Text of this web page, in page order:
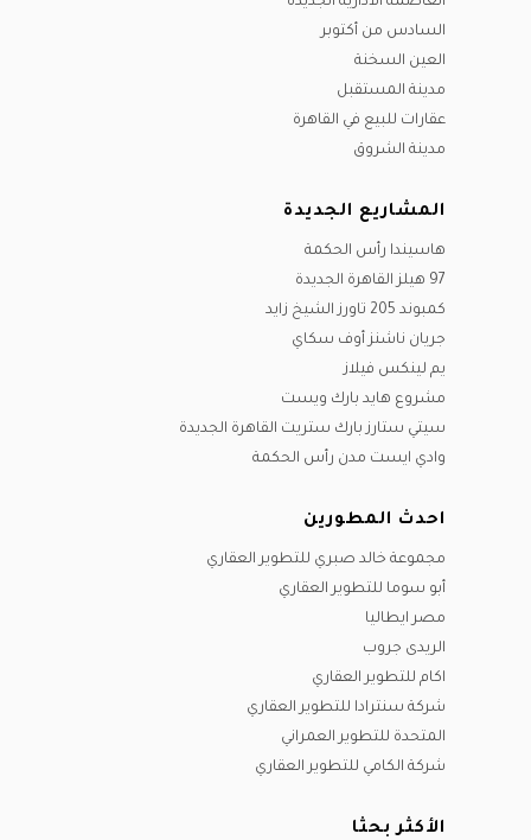
السادس من أكتوبر
العين السخنة
مدينة المستقبل
عقارات للبيع في القاهرة
مدينة الشروق
المشاريع الجديدة
هاسيندا رأس الحكمة
97 هيلز القاهرة الجديدة
كمبوند 205 تاورز الشيخ زايد
جريان ناشنز أوف سكاي
يم لينكس فيلاز
مشروع هايد بارك ويست
سيتي ستارز بارك ستريت القاهرة الجديدة
وادي ايست مدن رأس الحكمة
احدث المطورين
مجموعة خالد صبري للتطوير العقاري
أبو سوما للتطوير العقاري
مصر ايطاليا
الريدى جروب
اكام للتطوير العقاري
شركة سنترادا للتطوير العقاري
المتحدة للتطوير العمراني
شركة الكامي للتطوير العقاري
الأكثر بحثا